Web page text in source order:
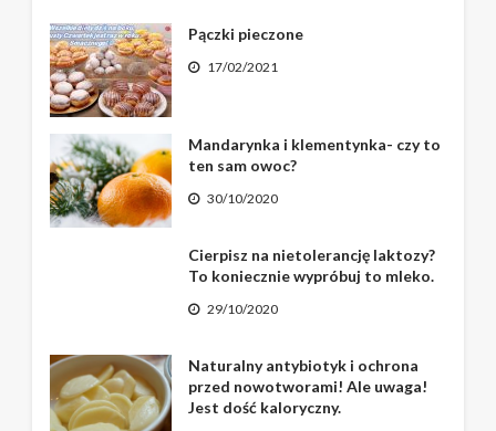
Pączki pieczone
17/02/2021
Mandarynka i klementynka- czy to
ten sam owoc?
30/10/2020
Cierpisz na nietolerancję laktozy?
To koniecznie wypróbuj to mleko.
29/10/2020
Naturalny antybiotyk i ochrona
przed nowotworami! Ale uwaga!
Jest dość kaloryczny.